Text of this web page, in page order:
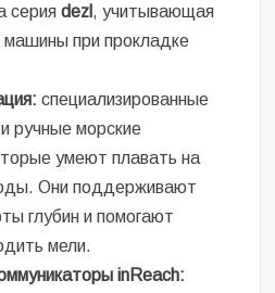
серияdezl , учитывающая
машины при прокладке
специализированные
ручные морские
умеют плавать на
Они поддерживают
глубин и помогают
мели.
inReach: